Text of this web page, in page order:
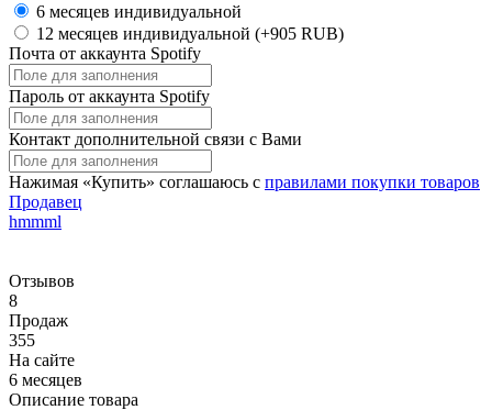
6 месяцев индивидуальной
12 месяцев индивидуальной (+905 RUB)
Почта от аккаунта Spotify
Пароль от аккаунта Spotify
Контакт дополнительной связи с Вами
Нажимая «Купить» соглашаюсь с правилами покупки товаров
Продавец
hmmml
Отзывов
8
Продаж
355
На сайте
6 месяцев
Описание товара